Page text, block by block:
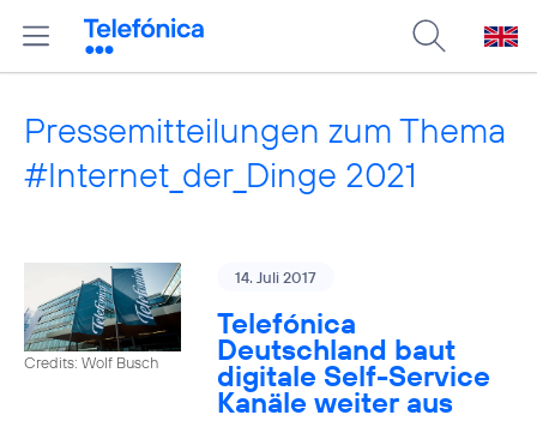
Pressemitteilungen zum Thema
#Internet_der_Dinge 2021
Credits: Wolf Busch
14. Juli 2017
Telefónica
Deutschland baut
digitale Self-Service
Kanäle weiter aus